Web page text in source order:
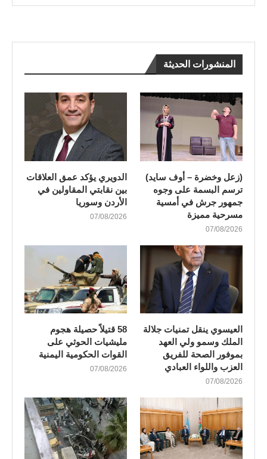
المنشورات الحديثة
(زعل وخضرة – أوف سايد)
ترسم البسمة على وجوه
جمهور جرش في أمسية
مسرحية مميزة
07/08/2026
الدويري يؤكد عمق العلاقات
بين نقابتي المقاولين في
الأردن وسوريا
07/08/2026
العيسوي ينقل تمنيات جلالة
الملك وسمو ولي العهد
بموفور الصحة للفريق
العزب واللواء العبادي
07/08/2026
58 قتيلاً حصيلة هجوم
مليشيات الحوثي على
القوات الحكومية اليمنية
07/08/2026